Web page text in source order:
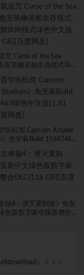
咒 Curse of the Sea
安装幽灵船生存模式和
网盘]
街机馆 Capcom Arcade
》免安装Build 15647467
轴4：湮灭重制版》免安
色版数字豪华版版整合
）！！！